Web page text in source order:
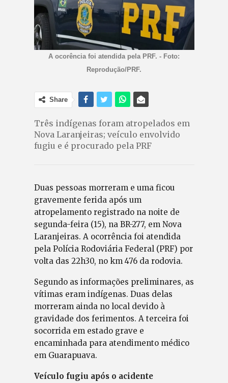
A ocorência foi atendida pela PRF. - Foto:
Reprodução/PRF.
Share
Três indígenas foram atropelados em
Nova Laranjeiras; veículo envolvido
fugiu e é procurado pela PRF
Duas pessoas morreram e uma ficou
gravemente ferida após um
atropelamento registrado na noite de
segunda-feira (15), na BR-277, em Nova
Laranjeiras. A ocorrência foi atendida
pela Polícia Rodoviária Federal (PRF) por
volta das 22h30, no km 476 da rodovia.
Segundo as informações preliminares, as
vítimas eram indígenas. Duas delas
morreram ainda no local devido à
gravidade dos ferimentos. A terceira foi
socorrida em estado grave e
encaminhada para atendimento médico
em Guarapuava.
Veículo fugiu após o acidente